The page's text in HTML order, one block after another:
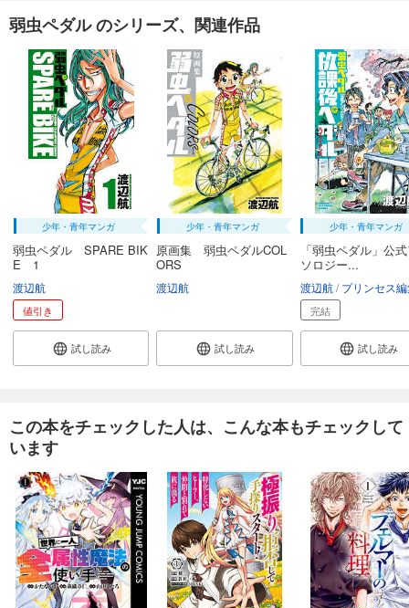
あらすじを表示する
弱虫ペダル 93
649円 (税込)
カート
試し読み
あらすじを表示する
弱虫ペダル 94
649円 (税込)
カート
試し読み
あらすじを表示する
649
カート
649円 (税込)
カート
試し読み
あらすじを表示する
弱虫ペダル 97
649円 (税込)
弱虫ペダル のシリーズ、関連作品
少年・青年マンガ
弱虫ペダル SPARE BIK
E 1
渡辺航
値引き
試し読み
少年・青年マンガ
原画集 弱虫ペダルCOL
ORS
渡辺航
試し読み
少年・青年マンガ
「弱虫ペダル」公
ソロジー...
渡辺航 プリンセス
完結
試し読み
この本をチェックした人は、こんな本もチェックして
います